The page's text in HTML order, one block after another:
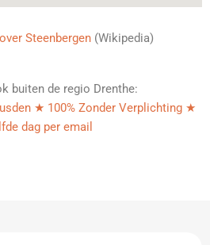
Steenbergen (Wikipedia)
buiten de regio Drenthe:
★ 100% Zonder Verplichting ★
dag per email